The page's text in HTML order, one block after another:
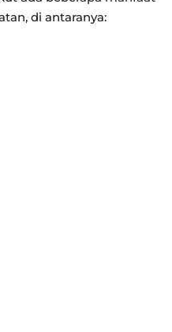
di antaranya: